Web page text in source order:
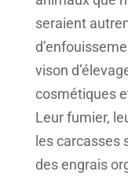
seraient
vison
cosmétiques
Leur fumier,
les carcasses
des engrais